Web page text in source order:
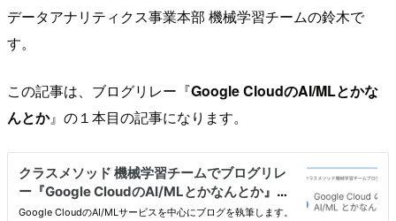
データアナリティクス事業本部 機械学習チームの鈴木で
す。
この記事は、ブログリレー『Google CloudのAI/MLとかな
んとか』の１本目の記事になります。